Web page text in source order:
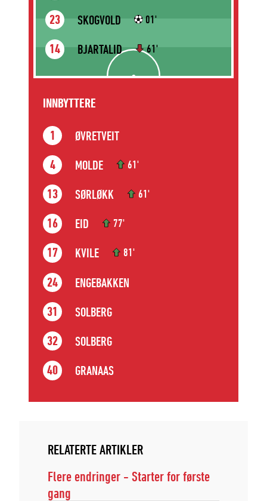
23 SKOGVOLD 01'
14 BJARTALID 61'
INNBYTTERE
1 ØVRETVEIT
4 MOLDE 61'
13 SØRLØKK 61'
16 EID 77'
17 KVILE 81'
24 ENGEBAKKEN
31 SOLBERG
32 SOLBERG
40 GRANAAS
RELATERTE ARTIKLER
Flere endringer - Starter for første
gang